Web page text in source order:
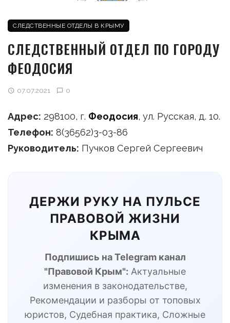
СЛЕДСТВЕННЫЕ ОТДЕЛЫ В КРЫМУ
СЛЕДСТВЕННЫЙ ОТДЕЛ ПО ГОРОДУ
ФЕОДОСИЯ
07.07.2021 0
Адрес: 298100, г. Феодосия, ул. Русская, д. 10.
Телефон: 8(36562)3-03-86
Руководитель: Пучков Сергей Сергеевич
ДЕРЖИ РУКУ НА ПУЛЬСЕ
ПРАВОВОЙ ЖИЗНИ
КРЫМА
Подпишись на Telegram канал
"Правовой Крым": Актуальные
изменения в законодательстве,
Рекомендации и разборы от топовых
юристов, Судебная практика, Сложные